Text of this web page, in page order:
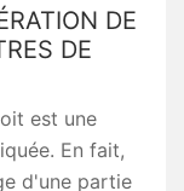
DE
DE
est une
En fait,
d'une partie